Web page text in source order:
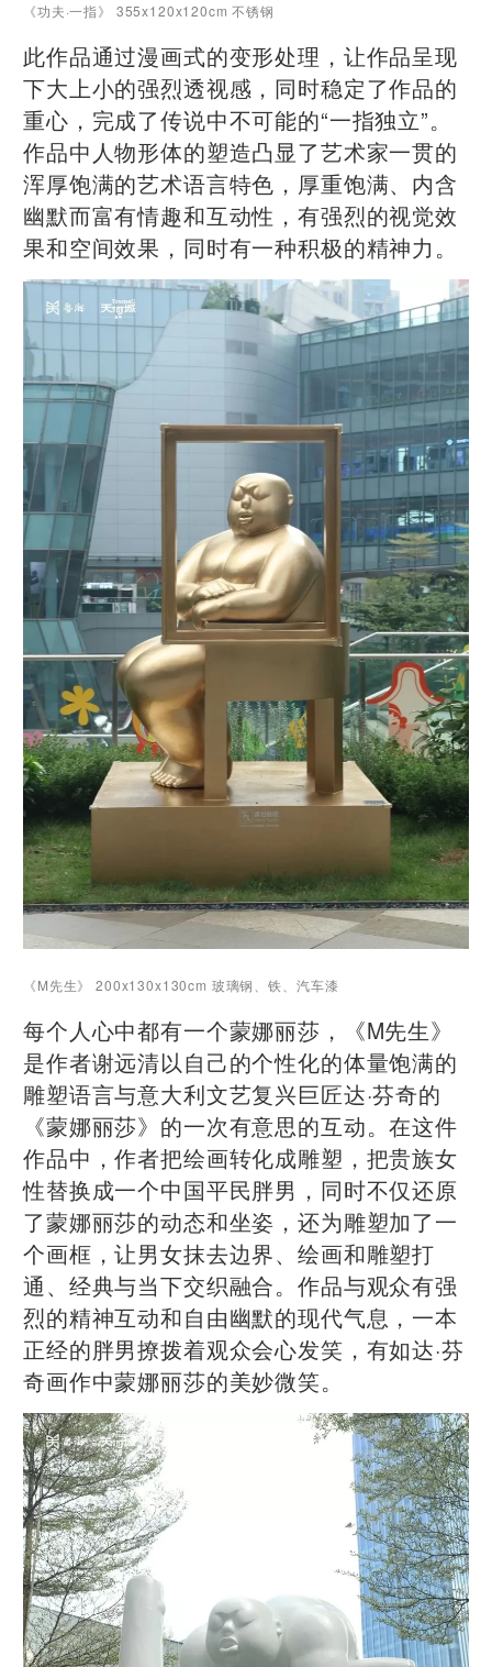
《功夫·一指》 355x120x120cm 不锈钢
此作品通过漫画式的变形处理，让作品呈现
下大上小的强烈透视感，同时稳定了作品的
重心，完成了传说中不可能的“一指独立”。
作品中人物形体的塑造凸显了艺术家一贯的
浑厚饱满的艺术语言特色，厚重饱满、内含
幽默而富有情趣和互动性，有强烈的视觉效
果和空间效果，同时有一种积极的精神力。
《M先生》 200x130x130cm 玻璃钢、铁、汽车漆
每个人心中都有一个蒙娜丽莎，《M先生》
是作者谢远清以自己的个性化的体量饱满的
雕塑语言与意大利文艺复兴巨匠达·芬奇的
《蒙娜丽莎》的一次有意思的互动。在这件
作品中，作者把绘画转化成雕塑，把贵族女
性替换成一个中国平民胖男，同时不仅还原
了蒙娜丽莎的动态和坐姿，还为雕塑加了一
个画框，让男女抹去边界、绘画和雕塑打
通、经典与当下交织融合。作品与观众有强
烈的精神互动和自由幽默的现代气息，一本
正经的胖男撩拨着观众会心发笑，有如达·芬
奇画作中蒙娜丽莎的美妙微笑。